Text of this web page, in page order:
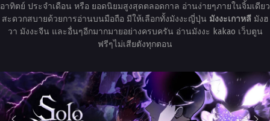
อาทิตย์ ประจำเดือน หรือ ยอดนิยมสูงสุดตลอดกาล อ่านง่ายๆภายในจิ้มเดียว
สะดวกสบายด้วยการอ่านบนมือถือ มีให้เลือกทั้งมังงะญี่ปุ่น มังงะเกาหลีมังฮ
วา มังงะจีน และอื่นๆอีกมากมายอย่างครบครัน อ่านมังงะ kakao เว็บตูน
ฟรีๆไม่เสียตังทุกตอน